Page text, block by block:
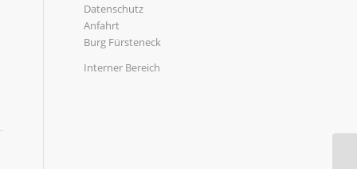
Datenschutz
Anfahrt
Burg Fürsteneck
Interner Bereich